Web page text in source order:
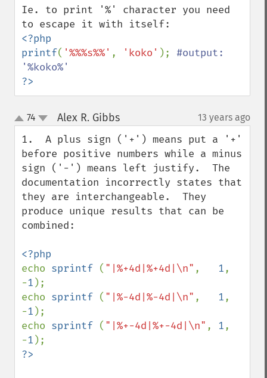
Ie. to print '%' character you need
<?php
printf( '%%%s%%' , 'koko' ); #output:
?>
up
down
74 Alex R. Gibbs¶ 13 years ago
1.  A plus sign ('+') means put a '+'
before positive numbers while a minus
sign ('-') means left justify.  The
documentation incorrectly states that
they are interchangeable.  They
produce unique results that can be
combined:
echo sprintf ( "|%+4d|%+4d|\n" , 1,
-1 );
echo sprintf ( "|%-4d|%-4d|\n" , 1,
-1 );
echo sprintf ( "|%+-4d|%+-4d|\n" , 1,
-1